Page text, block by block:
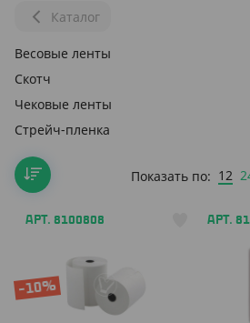
Каталог
Весовые ленты
Скотч
Чековые ленты
Стрейч-пленка
Показать по: 12
АРТ. 8100808
-10%
АРТ.